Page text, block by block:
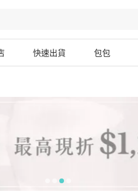
快速出貨 包包